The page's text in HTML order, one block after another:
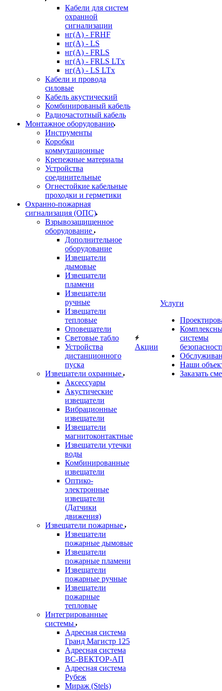
Кабели для систем
охранной
сигнализации
нг(A) - FRHF
нг(A) - LS
нг(А) - FRLS
нг(А) - FRLS LTx
нг(А) - LS LTx
Кабели и провода
силовые
Кабель акустический
Комбинированый кабель
Радиочастотный кабель
Монтажное оборудование
Инструменты
Коробки
коммутационные
Крепежные материалы
Устройства
соединительные
Огнестойкие кабельные
проходки и герметики
Охранно-пожарная
сигнализация (ОПС)
Взрывозащищенное
оборудование
Дополнительное
оборудование
Извещатели
дымовые
Извещатели
пламени
Извещатели
ручные
Извещатели
тепловые
Оповещатели
Световые табло
Устройства
дистанционного
пуска
Извещатели охранные
Аксессуары
Акустические
извещатели
Вибрационные
извещатели
Извещатели
магнитоконтактные
Извещатели утечки
воды
Комбинированные
извещатели
Оптико-
электронные
извещатели
(Датчики
движения)
Извещатели пожарные
Извещатели
пожарные дымовые
Извещатели
пожарные пламени
Извещатели
пожарные ручные
Извещатели
пожарные
тепловые
Интегрированные
системы
Адресная система
Гранд Магистр 125
Адресная система
ВС-ВЕКТОР-АП
Адресная система
Рубеж
Мираж (Stels)
Акции
Услуги
системы
Наши
Заказать